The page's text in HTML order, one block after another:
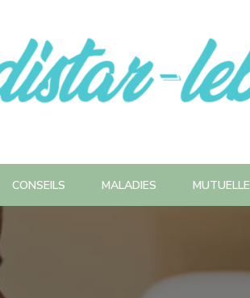
CONSEILS MALADIES MUTUELLE